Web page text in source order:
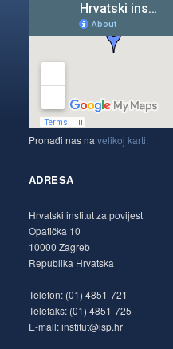
Pronađi nas na velikoj karti.
ADRESA
Hrvatski institut za povijest
Opatička 10
10000 Zagreb
Republika Hrvatska
Telefon: (01) 4851-721
Telefaks: (01) 4851-725
E-mail: institut@isp.hr